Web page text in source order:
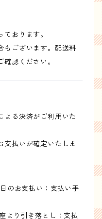
おります。
もございます。配送料
認ください。
よる決済がご利用いた
支払いが確定いたしま
のお支払い：支払い手
より引き落とし：支払